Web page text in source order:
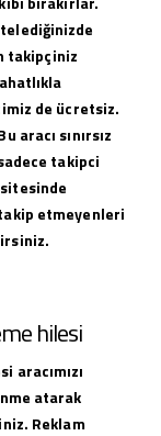
takipçiniz
de ücretsiz.
aracı sınırsız
takipci
etmeyenleri
hilesi
aracımızı
atarak
Reklam